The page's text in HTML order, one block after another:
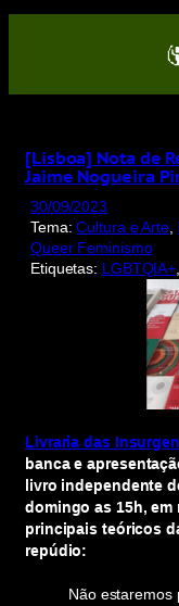
Saltar
conteúdo
[Lisboa] Nota de
Jaime Nogueira
30/09/2023
Tema:Cultura e Arte,
Queer Feminismo
Etiquetas: LGBTQIA+,
Livraria das
banca e
livro independente
domingo as 15h, em
principais teóricos
repúdio:
Não estaremos